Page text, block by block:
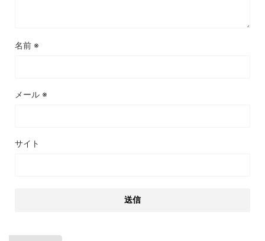
名前 ※
メール ※
サイト